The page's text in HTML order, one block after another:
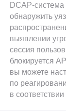
DCAP-
обнаружить
выявлении
сессия
блокируется
вы можете
по
в
и присоединяйтесь